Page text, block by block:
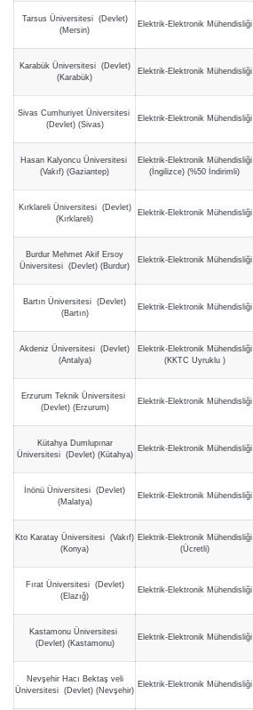
Tarsus Üniversitesi (Devlet)
(Mersin)
Elektrik-Elektronik Mühendisliği
Karabük Üniversitesi (Devlet)
(Karabük)
Elektrik-Elektronik Mühendisliği
Sivas Cumhuriyet Üniversitesi
(Devlet) (Sivas)
Elektrik-Elektronik Mühendisliği
Hasan Kalyoncu Üniversitesi
(Vakıf) (Gaziantep)
Elektrik-Elektronik Mühendisliği
(İngilizce) (%50 İndirimli)
Kırklareli Üniversitesi (Devlet)
(Kırklareli)
Elektrik-Elektronik Mühendisliği
Burdur Mehmet Akif Ersoy
Üniversitesi (Devlet) (Burdur)
Elektrik-Elektronik Mühendisliği
Bartın Üniversitesi (Devlet)
(Bartın)
Elektrik-Elektronik Mühendisliği
Akdeniz Üniversitesi (Devlet)
(Antalya)
Elektrik-Elektronik Mühendisliği
(KKTC Uyruklu )
Erzurum Teknik Üniversitesi
(Devlet) (Erzurum)
Elektrik-Elektronik Mühendisliği
Kütahya Dumlupınar
Üniversitesi (Devlet) (Kütahya)
Elektrik-Elektronik Mühendisliği
İnönü Üniversitesi (Devlet)
(Malatya)
Elektrik-Elektronik Mühendisliği
Kto Karatay Üniversitesi (Vakıf)
(Konya)
Elektrik-Elektronik Mühendisliği
(Ücretli)
Fırat Üniversitesi (Devlet)
(Elazığ)
Elektrik-Elektronik Mühendisliği
Kastamonu Üniversitesi
(Devlet) (Kastamonu)
Elektrik-Elektronik Mühendisliği
Nevşehir Hacı Bektaş veli
Üniversitesi (Devlet) (Nevşehir)
Elektrik-Elektronik Mühendisliği